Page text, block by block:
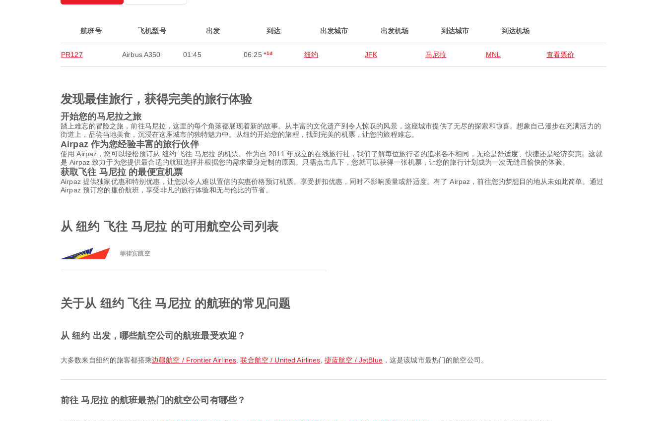
航班号 飞机型号 出发 到达 出发城市 出发机场 到达城市 到达机场
PR127 Airbus A350 01:45 06:25 +1d 纽约 JFK 马尼拉 MNL 查看票价
发现最佳旅行，获得完美的旅行体验
开始您的马尼拉之旅
踏上难忘的冒险之旅，前往马尼拉，这里的每个角落都展现着新的故事。从丰富的文化遗产到令人惊叹的风景，这座城市提供了无尽的探索和惊喜。想象自己漫步在充满活力的
街道上，品尝当地美食，沉浸在这座城市的独特魅力中。从纽约开始您的旅程，找到完美的机票，让您的旅程难忘。
Airpaz 作为您经验丰富的旅行伙伴
使用 Airpaz，您可以轻松预订从 纽约 飞往 马尼拉 的机票。作为自 2011 年成立的在线旅行社，我们了解每位旅行者的追求各不相同，无论是舒适度、快捷还是经济实惠。这就
是 Airpaz 致力于为您提供最合适的航班选择并根据您的需求量身定制的原因。只需点击几下，您就可以获得一张机票，让您的旅行计划成为一次无缝且愉快的体验。
获取飞往 马尼拉 的最便宜机票
Airpaz 提供独家优惠和特别优惠，让您以令人难以置信的实惠价格预订机票。享受折扣优惠，同时不影响质量或舒适度。有了 Airpaz，前往您的梦想目的地从未如此简单。通过
Airpaz 预订您的廉价航班，享受非凡的旅行体验和无与伦比的节省。
从 纽约 飞往 马尼拉 的可用航空公司列表
菲律宾航空
关于从 纽约 飞往 马尼拉 的航班的常见问题
从 纽约 出发，哪些航空公司的航班最受欢迎？
大多数来自纽约的旅客都搭乘边疆航空 / Frontier Airlines ,联合航空 / United Airlines 捷蓝航空 / JetBlue，这是该城市最热门的航空公司。
前往 马尼拉 的航班最热门的航空公司有哪些？